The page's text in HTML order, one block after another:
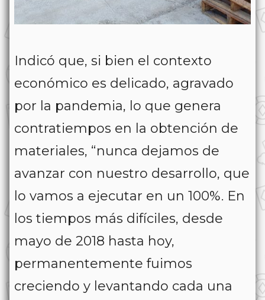
Indicó que, si bien el contexto
económico es delicado, agravado
por la pandemia, lo que genera
contratiempos en la obtención de
materiales, “nunca dejamos de
avanzar con nuestro desarrollo, que
lo vamos a ejecutar en un 100%. En
los tiempos más difíciles, desde
mayo de 2018 hasta hoy,
permanentemente fuimos
creciendo y levantando cada una